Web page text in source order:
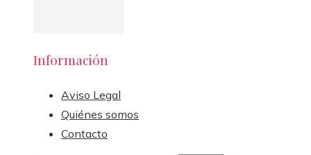
Información
Aviso Legal
Quiénes somos
Contacto